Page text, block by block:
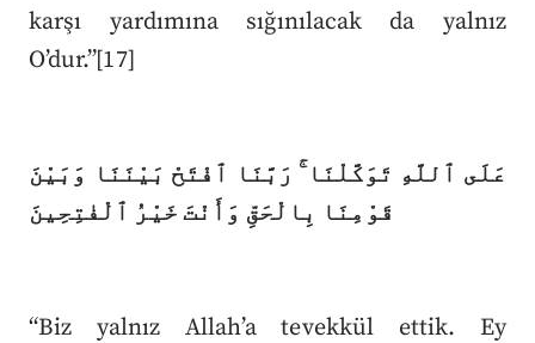
karşı yardımına sığınılacak da yalnız
O’dur.”[17]
عَلَى ٱللَّهِ تَوَكَّلْنَا ۚ رَبَّنَا ٱفْتَحْ بَيْنَنَا وَبَيْنَ
قَوْمِنَا بِالْحَقِّ وَأَنْتَ خَيْرُ ٱلْفٰتِحِينَ
“Biz yalnız Allah’a tevekkül ettik. Ey